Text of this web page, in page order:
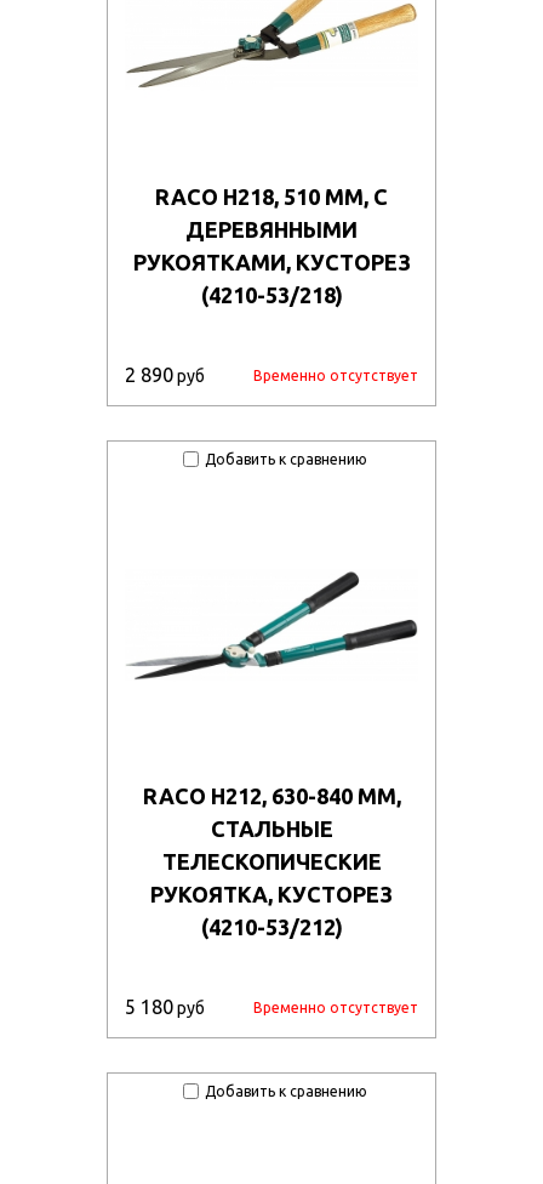
RACO H218, 510 ММ, С
ДЕРЕВЯННЫМИ
РУКОЯТКАМИ, КУСТОРЕЗ
(4210-53/218)
2 890руб Временно отсутствует
Добавить к сравнению
RACO H212, 630-840 ММ,
СТАЛЬНЫЕ
ТЕЛЕСКОПИЧЕСКИЕ
РУКОЯТКА, КУСТОРЕЗ
(4210-53/212)
5 180руб Временно отсутствует
Добавить к сравнению